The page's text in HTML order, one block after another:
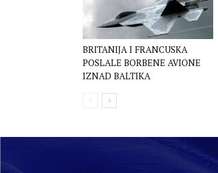
BRITANIJA I FRANCUSKA
POSLALE BORBENE AVIONE
IZNAD BALTIKA